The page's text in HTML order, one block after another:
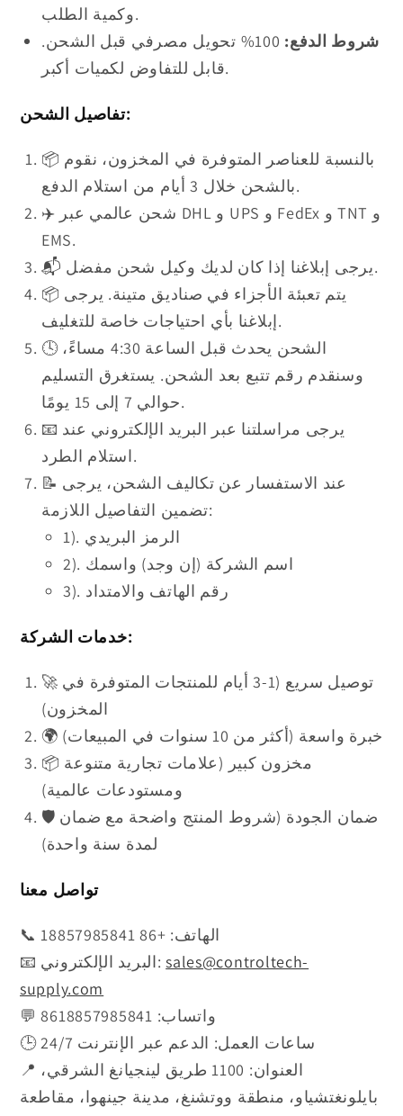
وكمية الطلب.
شروط الدفع:
100% تحويل مصرفي قبل الشحن.
قابل للتفاوض لكميات أكبر.
تفاصيل الشحن:
📦 بالنسبة للعناصر المتوفرة في المخزون، نقوم
بالشحن خلال 3 أيام من استلام الدفع.
✈️ شحن عالمي عبر DHL و UPS و FedEx و TNT و
EMS.
📬 يرجى إبلاغنا إذا كان لديك وكيل شحن مفضل.
📦 يتم تعبئة الأجزاء في صناديق متينة. يرجى
إبلاغنا بأي احتياجات خاصة للتغليف.
🕓 الشحن يحدث قبل الساعة 4:30 مساءً،
وسنقدم رقم تتبع بعد الشحن. يستغرق التسليم
حوالي 7 إلى 15 يومًا.
📧 يرجى مراسلتنا عبر البريد الإلكتروني عند
استلام الطرد.
📝 عند الاستفسار عن تكاليف الشحن، يرجى
تضمين التفاصيل اللازمة:
1). الرمز البريدي
2). اسم الشركة (إن وجد) واسمك
3). رقم الهاتف والامتداد
خدمات الشركة:
🚀 توصيل سريع (1-3 أيام للمنتجات المتوفرة في
المخزون)
🌍 خبرة واسعة (أكثر من 10 سنوات في المبيعات)
📦 مخزون كبير (علامات تجارية متنوعة
ومستودعات عالمية)
🛡️ ضمان الجودة (شروط المنتج واضحة مع ضمان
لمدة سنة واحدة)
تواصل معنا
📞 الهاتف: +86 18857985841
📧 البريد الإلكتروني:sales@controltech-
supply.com
💬 واتساب: 8618857985841
🕒 ساعات العمل: الدعم عبر الإنترنت 24/7
📍 العنوان: 1100 طريق لينجيانغ الشرقي،
بايلونغتشياو، منطقة ووتشنغ، مدينة جينهوا، مقاطعة